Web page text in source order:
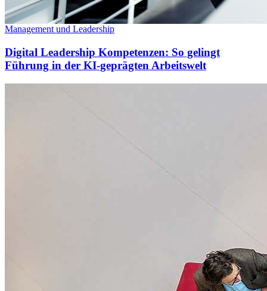
Management und Leadership
Digital Leadership Kompetenzen: So gelingt
Führung in der KI-geprägten Arbeitswelt